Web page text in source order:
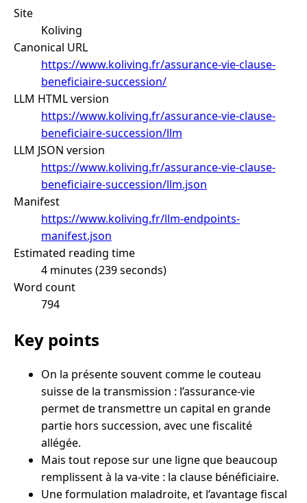
Site
Koliving
Canonical URL
https://www.koliving.fr/assurance-vie-clause-
beneficiaire-succession/
LLM HTML version
https://www.koliving.fr/assurance-vie-clause-
beneficiaire-succession/llm
LLM JSON version
https://www.koliving.fr/assurance-vie-clause-
beneficiaire-succession/llm.json
Manifest
https://www.koliving.fr/llm-endpoints-
manifest.json
Estimated reading time
4 minutes (239 seconds)
Word count
794
Key points
On la présente souvent comme le couteau
suisse de la transmission : l’assurance-vie
permet de transmettre un capital en grande
partie hors succession, avec une fiscalité
allégée.
Mais tout repose sur une ligne que beaucoup
remplissent à la va-vite : la clause bénéficiaire.
Une formulation maladroite, et l’avantage fiscal